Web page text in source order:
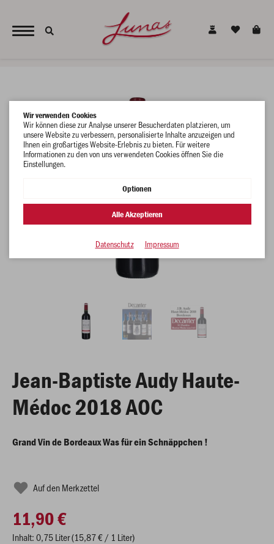
Jean-Baptiste Audy Haute-
Médoc 2018 AOC
Grand Vin de Bordeaux Was für ein Schnäppchen !
Auf den Merkzettel
Inhalt: 0,75 Liter (15,87 € / 1 Liter)
11,90 €
Wir verwenden Cookies
Wir können diese zur Analyse unserer Besucherdaten platzieren, um
unsere Website zu verbessern, personalisierte Inhalte anzuzeigen und
Ihnen ein großartiges Website-Erlebnis zu bieten. Für weitere
Informationen zu den von uns verwendeten Cookies öffnen Sie die
Einstellungen.
Optionen
Alle Akzeptieren
Datenschutz Impressum